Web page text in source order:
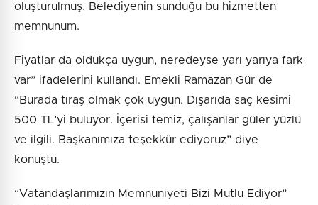
oluşturulmuş. Belediyenin sunduğu bu hizmetten
memnunum.
Fiyatlar da oldukça uygun, neredeyse yarı yarıya fark
var” ifadelerini kullandı. Emekli Ramazan Gür de
“Burada tıraş olmak çok uygun. Dışarıda saç kesimi
500 TL’yi buluyor. İçerisi temiz, çalışanlar güler yüzlü
ve ilgili. Başkanımıza teşekkür ediyoruz” diye
konuştu.
“Vatandaşlarımızın Memnuniyeti Bizi Mutlu Ediyor”